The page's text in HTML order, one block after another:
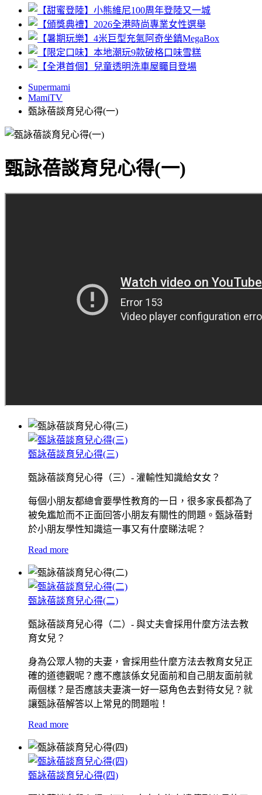
Supermami
MamiTV
甄詠蓓談育兒心得(一)
甄詠蓓談育兒心得(一)
甄詠蓓談育兒心得(三)
甄詠蓓談育兒心得（三）- 灌輸性知識給女女？
每個小朋友都總會要學性教育的一日，很多家長都為了
被免尷尬而不正面回答小朋友有關性的問題。甄詠蓓對
於小朋友學性知識這一事又有什麼睇法呢？
Read more
甄詠蓓談育兒心得(二)
甄詠蓓談育兒心得（二）- 與丈夫會採用什麼方法去教
育女兒？
身為公眾人物的夫妻，會採用些什麼方法去教育女兒正
確的道德觀呢？應不應該係女兒面前和自己朋友面前就
兩個樣？是否應該夫妻演一好一惡角色去對待女兒？就
讓甄詠蓓解答以上常見的問題啦！
Read more
甄詠蓓談育兒心得(四)